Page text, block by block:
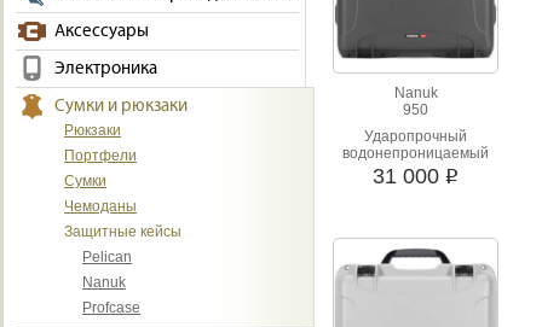
Аксессуары
Электроника
Сумки и рюкзаки
Рюкзаки
Портфели
Сумки
Чемоданы
Защитные кейсы
Pelican
Nanuk
Profcase
Nanuk
950
Ударопрочный
водонепроницаемый
кейс.
31 000 i